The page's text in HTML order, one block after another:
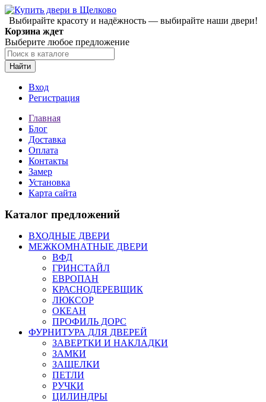
Выбирайте красоту и надёжность — выбирайте наши двери!
Корзина ждет
Выберите любое предложение
Найти
Вход
Регистрация
Главная
Блог
Доставка
Оплата
Контакты
Замер
Установка
Карта сайта
Каталог предложений
ВХОДНЫЕ ДВЕРИ
МЕЖКОМНАТНЫЕ ДВЕРИ
ВФД
ГРИНСТАЙЛ
ЕВРОПАН
КРАСНОДЕРЕВЩИК
ЛЮКСОР
ОКЕАН
ПРОФИЛЬ ДОРС
ФУРНИТУРА ДЛЯ ДВЕРЕЙ
ЗАВЕРТКИ И НАКЛАДКИ
ЗАМКИ
ЗАЩЕЛКИ
ПЕТЛИ
РУЧКИ
ЦИЛИНДРЫ